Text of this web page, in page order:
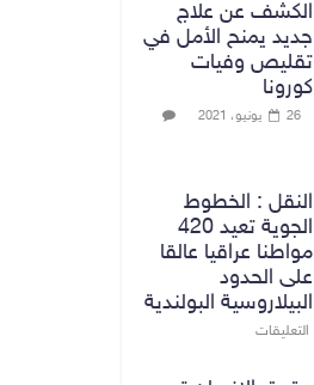
الكشف عن علاج
جديد يمنح الأمل في
تقليص وفيات
كورونا
26 يونيو، 2021
النقل : الخطوط
الجوية تعيد 420
مواطنا عراقيا عالقا
على الحدود
البيلاروسية البولندية
التعليقات